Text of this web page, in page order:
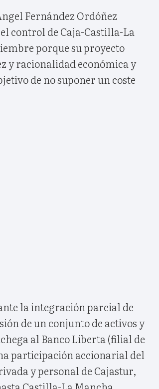
Fernández Ordóñez
control de Caja-Castilla-La
porque su proyecto
y racionalidad económica y
de no suponer un coste
la integración parcial de
de un conjunto de activos y
al Banco Liberta (filial de
participación accionarial del
y personal de Cajastur,